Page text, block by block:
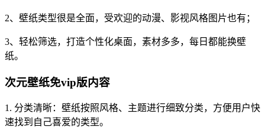
2、壁纸类型很是全面，受欢迎的动漫、影视风格图片也有；
3、轻松筛选，打造个性化桌面，素材多多，每日都能换壁
纸。
次元壁纸免vip版内容
1. 分类清晰：壁纸按照风格、主题进行细致分类，方便用户快
速找到自己喜爱的类型。